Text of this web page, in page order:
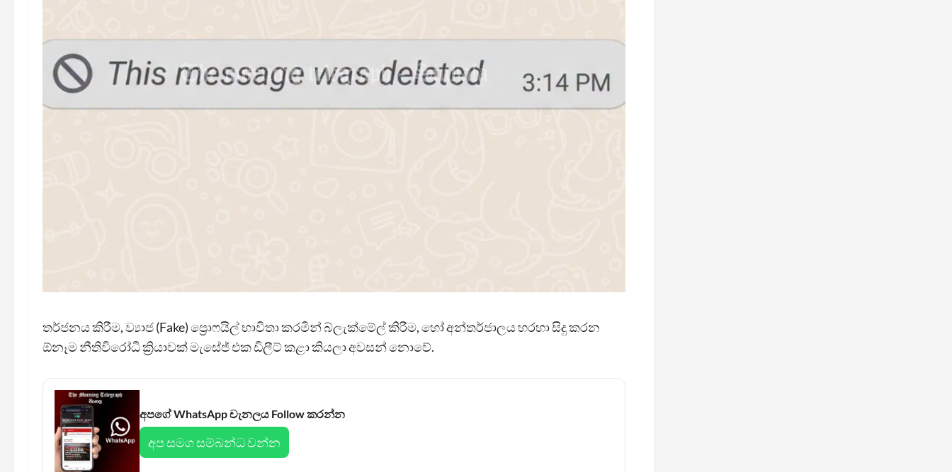
තර්ජනය කිරීම, ව්‍යාජ (Fake) ප්‍රොෆයිල් භාවිතා කරමින් බ්ලැක්මේල් කිරීම, හෝ අන්තර්ජාලය හරහා සිදු කරන
ඕනෑම නීතිවිරෝධී ක්‍රියාවක් මැසේජ් එක ඩිලීට් කළා කියලා අවසන් නොවේ.
අපගේ WhatsApp චැනලය Follow කරන්න
අප සමග සම්බන්ධ වන්න